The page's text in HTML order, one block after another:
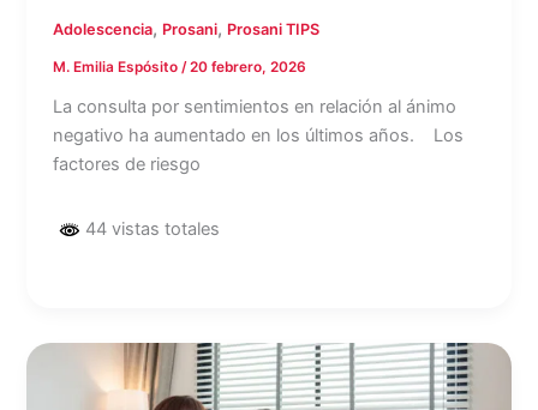
Adolescencia, Prosani, Prosani TIPS
M. Emilia Espósito/20 febrero, 2026
La consulta por sentimientos en relación al ánimo
negativo ha aumentado en los últimos años. Los
factores de riesgo
44 vistas totales